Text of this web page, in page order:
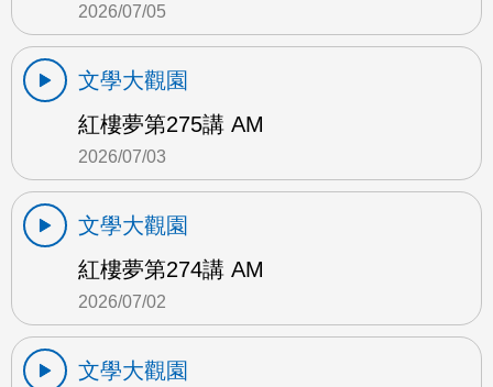
2026/07/05
文學大觀園
紅樓夢第275講 AM
2026/07/03
文學大觀園
紅樓夢第274講 AM
2026/07/02
文學大觀園